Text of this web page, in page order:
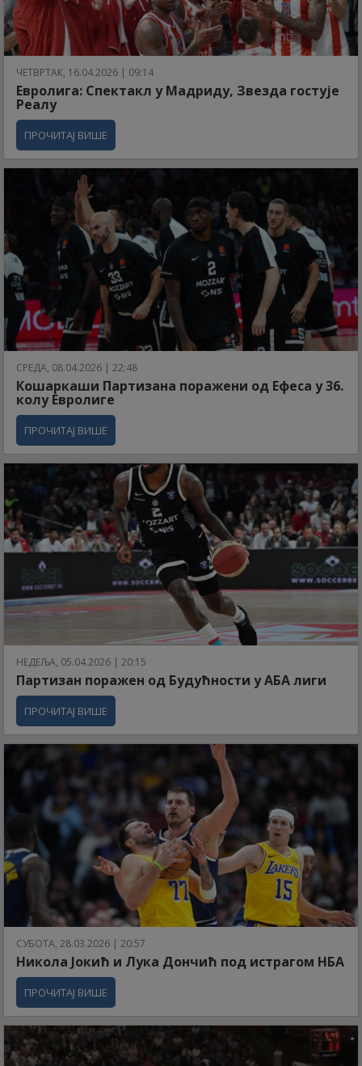
ЧЕТВРТАК, 16.04.2026 | 09:14
Евролига: Спектакл у Мадриду, Звезда гостује
Реалу
ПРОЧИТАЈ ВИШЕ
СРЕДА, 08.04.2026 | 22:48
Кошаркаши Партизана поражени од Ефеса у 36.
колу Евролиге
ПРОЧИТАЈ ВИШЕ
НЕДЕЉА, 05.04.2026 | 20:15
Партизан поражен од Будућности у АБА лиги
ПРОЧИТАЈ ВИШЕ
СУБОТА, 28.03.2026 | 20:57
Никола Јокић и Лука Дончић под истрагом НБА
ПРОЧИТАЈ ВИШЕ